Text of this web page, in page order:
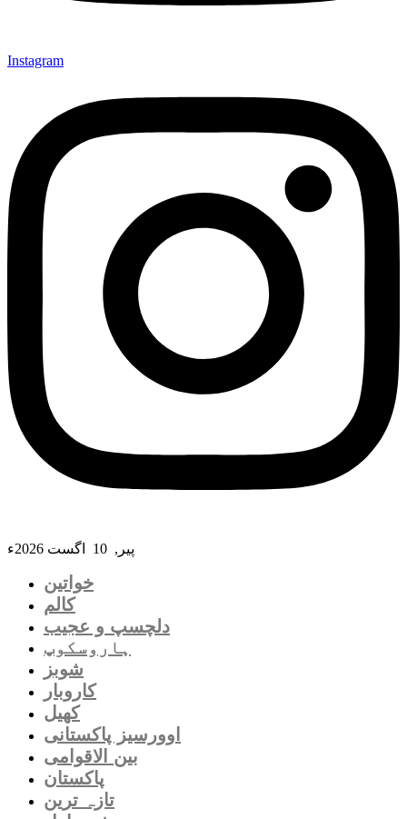
Instagram
پیر, 10 اگست 2026ء
خواتین
کالم
دلچسپ و عجیب
ہاروسکوپ
شوبز
کاروبار
کھیل
اوورسیز پاکستانی
بین الاقوامی
پاکستان
تازہ ترین